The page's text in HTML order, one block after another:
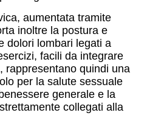
aumentata tramite
inoltre la postura e
dolori lombari legati a
facili da integrare
rappresentano quindi una
per la salute sessuale
generale e la
collegati alla